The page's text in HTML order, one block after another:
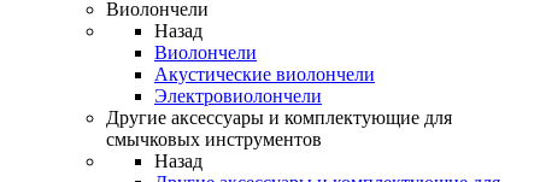
Виолончели
Назад
Виолончели
Акустические виолончели
Электровиолончели
Другие аксессуары и комплектующие для
смычковых инструментов
Назад